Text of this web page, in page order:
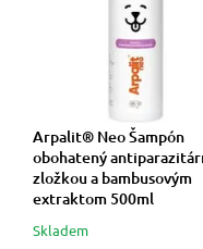
Arpalit® Neo Šampón
obohatený
zložkou a bambusovým
extraktom 500ml
Skladem